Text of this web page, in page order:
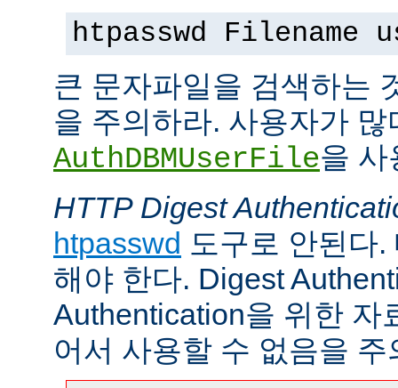
htpasswd Filename
큰 문자파일을 검색하는
을 주의하라. 사용자가 많
AuthDBMUserFile을 사
HTTP Digest
htpasswd 도구로 안된다
해야 한다. Digest
Authentication을 위한 자
어서 사용할 수 없음을 주